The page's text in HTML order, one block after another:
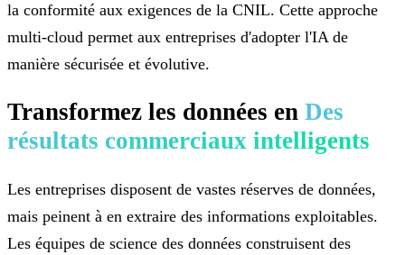
la conformité aux exigences de la CNIL. Cette approche
multi-cloud permet aux entreprises d'adopter l'IA de
manière sécurisée et évolutive.
Transformez les données en Des
résultats commerciaux intelligents
Les entreprises disposent de vastes réserves de données,
mais peinent à en extraire des informations exploitables.
Les équipes de science des données construisent des